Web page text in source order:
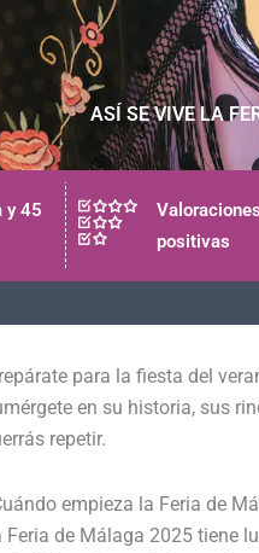
ASÍ SE VIVE LA
y 45
positivas
para la fiesta del
en su historia, sus
repetir.
empieza la Feria de
Feria de Málaga 2025 tiene